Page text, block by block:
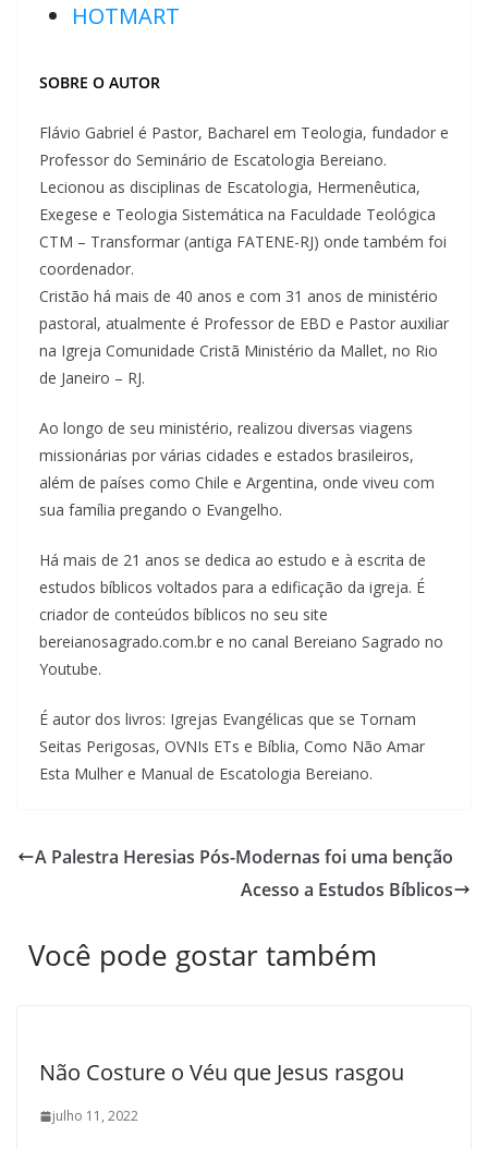
HOTMART
SOBRE O AUTOR
Flávio Gabriel é Pastor, Bacharel em Teologia, fundador e
Professor do Seminário de Escatologia Bereiano.
Lecionou as disciplinas de Escatologia, Hermenêutica,
Exegese e Teologia Sistemática na Faculdade Teológica
CTM – Transformar (antiga FATENE-RJ) onde também foi
coordenador.
Cristão há mais de 40 anos e com 31 anos de ministério
pastoral, atualmente é Professor de EBD e Pastor auxiliar
na Igreja Comunidade Cristã Ministério da Mallet, no Rio
de Janeiro – RJ.
Ao longo de seu ministério, realizou diversas viagens
missionárias por várias cidades e estados brasileiros,
além de países como Chile e Argentina, onde viveu com
sua família pregando o Evangelho.
Há mais de 21 anos se dedica ao estudo e à escrita de
estudos bíblicos voltados para a edificação da igreja. É
criador de conteúdos bíblicos no seu site
bereianosagrado.com.br e no canal Bereiano Sagrado no
Youtube.
É autor dos livros: Igrejas Evangélicas que se Tornam
Seitas Perigosas, OVNIs ETs e Bíblia, Como Não Amar
Esta Mulher e Manual de Escatologia Bereiano.
A Palestra Heresias Pós-Modernas foi uma benção
Acesso a Estudos Bíblicos
Você pode gostar também
Não Costure o Véu que Jesus rasgou
julho 11, 2022